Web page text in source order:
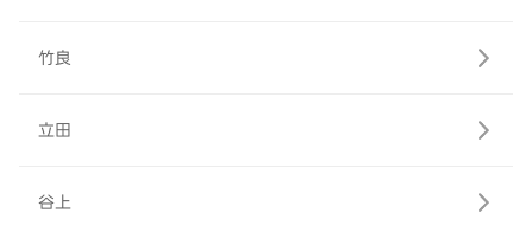
竹良
立田
谷上